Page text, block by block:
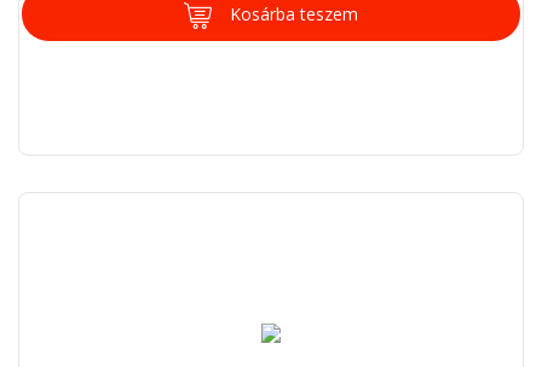
Kosárba teszem